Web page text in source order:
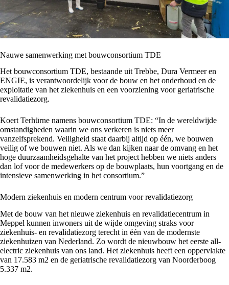
Nauwe samenwerking met bouwconsortium TDE
Het bouwconsortium TDE, bestaande uit Trebbe, Dura Vermeer en
ENGIE, is verantwoordelijk voor de bouw en het onderhoud en de
exploitatie van het ziekenhuis en een voorziening voor geriatrische
revalidatiezorg.
Koert Terhürne namens bouwconsortium TDE: “In de wereldwijde
omstandigheden waarin we ons verkeren is niets meer
vanzelfsprekend. Veiligheid staat daarbij altijd op één, we bouwen
veilig of we bouwen niet. Als we dan kijken naar de omvang en het
hoge duurzaamheidsgehalte van het project hebben we niets anders
dan lof voor de medewerkers op de bouwplaats, hun voortgang en de
intensieve samenwerking in het consortium.”
Modern ziekenhuis en modern centrum voor revalidatiezorg
Met de bouw van het nieuwe ziekenhuis en revalidatiecentrum in
Meppel kunnen inwoners uit de wijde omgeving straks voor
ziekenhuis- en revalidatiezorg terecht in één van de modernste
ziekenhuizen van Nederland. Zo wordt de nieuwbouw het eerste all-
electric ziekenhuis van ons land. Het ziekenhuis heeft een oppervlakte
van 17.583 m2 en de geriatrische revalidatiezorg van Noorderboog
5.337 m2.